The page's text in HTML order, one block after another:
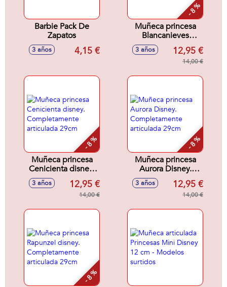
Barbie Pack De
Zapatos
3 años 4,15 €
- 8 %
Muñeca princesa
Blancanieves
disney.
Completamente
articulada 29cm
3 años 12,95 €
14,00 €
- 8 %
Muñeca princesa
Cenicienta disney.
Completamente
articulada 29cm
3 años 12,95 €
14,00 €
- 8 %
Muñeca princesa
Aurora Disney.
Completamente
articulada 29cm
3 años 12,95 €
14,00 €
- 8 %